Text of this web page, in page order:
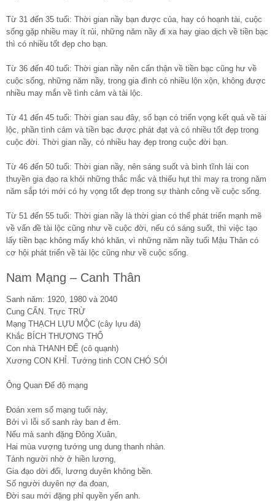
Từ 31 đến 35 tuổi: Thời gian nầy bạn được của, hay có hoạnh tài, cuộc
sống gặp nhiều may ít rủi, những năm nầy đi xa hay giao dịch về tiền bạc
thì có nhiều tốt đẹp cho bạn.
Từ 36 đến 40 tuổi: Thời gian nầy nên cẩn thận về tiền bạc cũng hư về
cuộc sống, những năm nầy, trong gia đình có nhiều lộn xộn, không được
nhiều may mắn về tình cảm và tài lộc.
Từ 41 đến 45 tuổi: Thời gian sau đây, số bạn có triển vọng kết quả về tài
lộc, phần tình cảm và tiền bạc được phát đạt và có nhiều tốt đẹp trong
cuộc đời. Thời gian nầy, có nhiều hay đẹp trong cuộc đời bạn.
Từ 46 đến 50 tuổi: Thời gian nầy, nên sáng suốt và bình tĩnh lái con
thuyền gia đạo ra khỏi những thắc mắc và thiếu hụt thì may ra trong năm
năm sắp tới mới có hy vọng tốt đẹp trong sự thành công về cuộc sống.
Từ 51 đến 55 tuổi: Thời gian nầy là thời gian có thể phát triển mạnh mẽ
về vấn đề tài lộc cũng như về cuộc đời, nếu có sáng suốt, thì việc tạo
lấy tiền bạc không mấy khó khăn, vì những năm nầy tuổi Mậu Thân có
cơ hội phát triển về tài lộc cũng như về cuộc sống.
Nam Mạng – Canh Thân
Sanh năm: 1920, 1980 và 2040
Cung CẤN. Trực TRỪ
Mạng THẠCH LỰU MỘC (cây lựu đá)
Khắc BÍCH THƯỢNG THỔ
Con nhà THANH ĐẾ (cô quạnh)
Xương CON KHỈ. Tướng tinh CON CHÓ SÓI
Ông Quan Đế độ mạng
Đoán xem số mạng tuổi này,
Bởi vì lỗi số sanh rày ban đ êm.
Nếu mà sanh đặng Đông Xuân,
Hai mùa vượng tướng ung dung thanh nhàn.
Tánh người nhờ ở hiền lương,
Gia đạo dời đổi, lương duyên không bền.
Số người duyên nợ đa đoan,
Đời sau mới đặng phỉ quyền yến anh.